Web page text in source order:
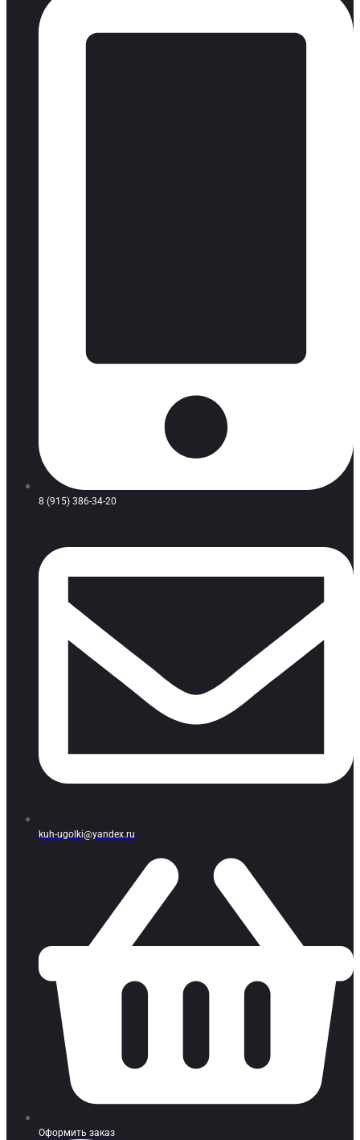
8 (915) 386-34-20
kuh-ugolki@yandex.ru
Оформить заказ